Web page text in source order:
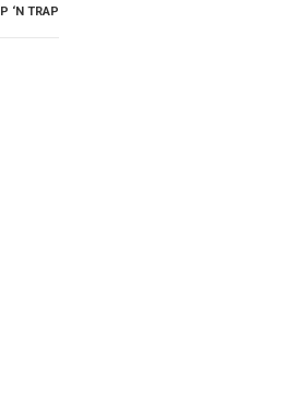
‘N TRAP